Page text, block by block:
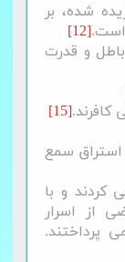
شده، بر
است.[12]
و قدرت
کافرند.[15]
استراق سمع
کردند و با
از اسرار
پرداختند.